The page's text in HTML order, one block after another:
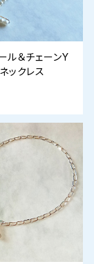
ル＆チェーンY
ックレス